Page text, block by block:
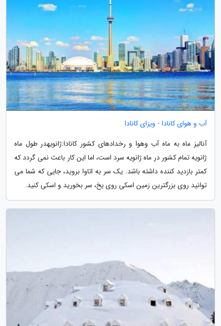
آب و هوای کانادا - ویزای کانادا
آنالیز ماه به ماه آب وهوا و رخدادهای کشور کانادا:ژانویهدر طول ماه
ژانویه تمام کشور در ماه ژانویه سرد است، اما این کار باعث نمی گردد که
کمتر بازدید کننده داشته باشد. یک سر به اتاوا بروید، جایی که شما می
توانید روی بزرگترین زمین اسکی روی یخ، سر بخورید و اسکی کنید.